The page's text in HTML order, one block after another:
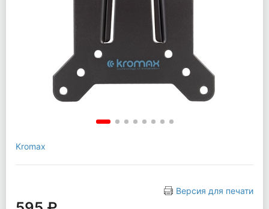
Kromax
Версия для печати